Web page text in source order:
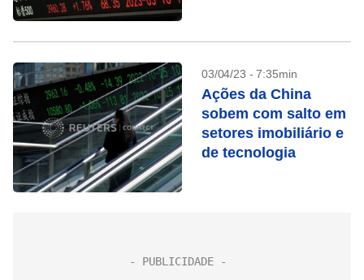
03/04/23 - 7:35min
Ações da China
sobem com salto em
setores imobiliário e
de tecnologia